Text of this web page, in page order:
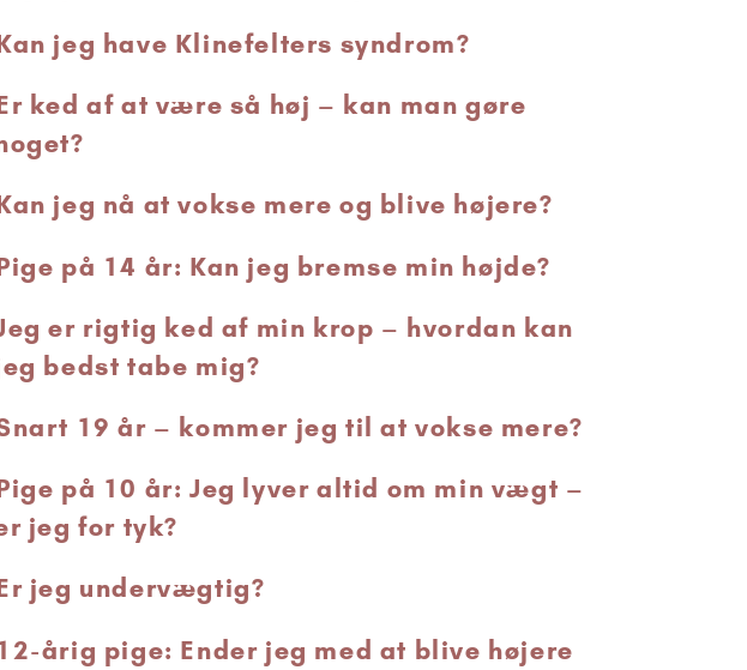
jeg have Klinefelters syndrom?
ked af at være så høj – kan man gøre
jeg nå at vokse mere og blive højere?
på 14 år: Kan jeg bremse min højde?
er rigtig ked af min krop – hvordan kan
bedst tabe mig?
19 år – kommer jeg til at vokse mere?
på 10 år: Jeg lyver altid om min vægt –
jeg for tyk?
jeg undervægtig?
årig pige: Ender jeg med at blive højere